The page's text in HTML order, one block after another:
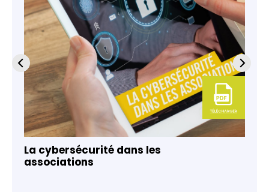
La cybersécurité dans les
associations